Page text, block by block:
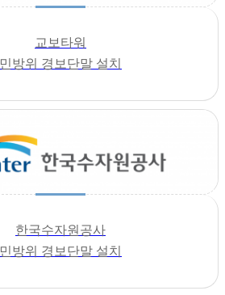
교보타워
민방위 경보단말 설치
한국수자원공사
민방위 경보단말 설치